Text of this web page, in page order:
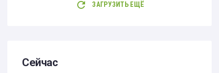
ЗАГРУЗИТЬ ЕЩЁ
Сейчас